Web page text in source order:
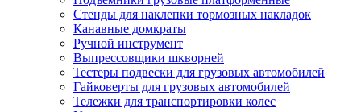
Стенды для наклепки тормозных накладок
Канавные домкраты
Ручной инструмент
Выпрессовщики шкворней
Тестеры подвески для грузовых автомобилей
Гайковерты для грузовых автомобилей
Тележки для транспортировки колес